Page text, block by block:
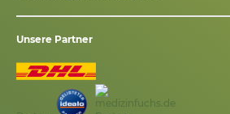
Unsere Partner